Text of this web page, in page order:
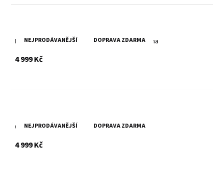
NEJPRODÁVANĚJŠÍ DOPRAVA ZDARMA
Elegantní dámská černá kožená bunda MWXuena
4 999 Kčs DPH
NEJPRODÁVANĚJŠÍ DOPRAVA ZDARMA
Černá kožená bunda MWAnxriana DB
4 999 Kčs DPH